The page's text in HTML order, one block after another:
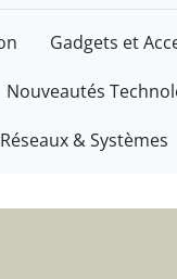
Gadgets et
Nouveautés
Réseaux & Systèmes